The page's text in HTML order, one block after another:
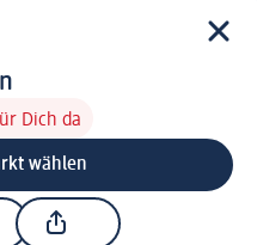
Dich da
wählen